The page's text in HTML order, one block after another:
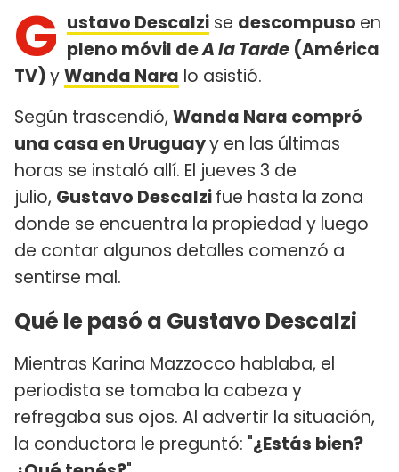
G ustavo Descalzi se descompuso en
pleno móvil deA la Tarde (América
TV)yWanda Nara lo asistió.
Según trascendió, Wanda Nara compró
una casa en Uruguayy en las últimas
horas se instaló allí. El jueves 3 de
julio, Gustavo Descalzifue hasta la zona
donde se encuentra la propiedad y luego
de contar algunos detalles comenzó a
sentirse mal.
Qué le pasó a Gustavo Descalzi
Mientras Karina Mazzocco hablaba, el
periodista se tomaba la cabeza y
refregaba sus ojos. Al advertir la situación,
la conductora le preguntó: "¿Estás bien?